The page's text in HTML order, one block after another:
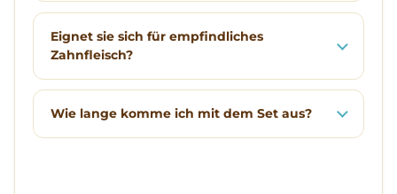
Eignet sie sich für empfindliches
Zahnfleisch?
Wie lange komme ich mit dem Set aus?